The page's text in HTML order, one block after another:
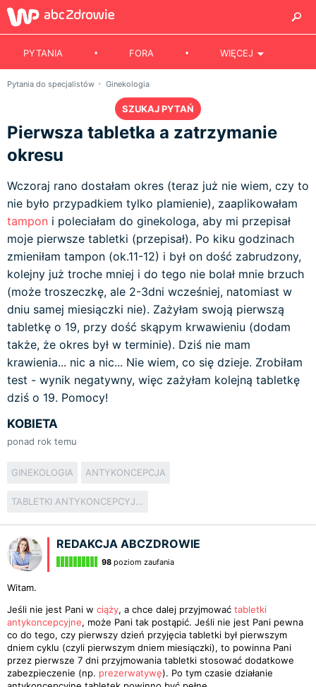
PYTANIA FORA WIĘCEJ
Pytania do specjalistów Ginekologia
SZUKAJ PYTAŃ
Pierwsza tabletka a zatrzymanie
okresu
Wczoraj rano dostałam okres (teraz już nie wiem, czy to
nie było przypadkiem tylko plamienie), zaaplikowałam
tampon i poleciałam do ginekologa, aby mi przepisał
moje pierwsze tabletki (przepisał). Po kiku godzinach
zmieniłam tampon (ok.11-12) i był on dość zabrudzony,
kolejny już troche mniej i do tego nie bolał mnie brzuch
(może troszeczkę, ale 2-3dni wcześniej, natomiast w
dniu samej miesiączki nie). Zażyłam swoją pierwszą
tabletkę o 19, przy dość skąpym krwawieniu (dodam
także, że okres był w terminie). Dziś nie mam
krawienia... nic a nic... Nie wiem, co się dzieje. Zrobiłam
test - wynik negatywny, więc zażyłam kolejną tabletkę
dziś o 19. Pomocy!
KOBIETA
ponad rok temu
GINEKOLOGIA ANTYKONCEPCJA
TABLETKI ANTYKONCEPCYJNE
REDAKCJA ABCZDROWIE
98 poziom zaufania
Witam.
Jeśli nie jest Pani w ciąży, a chce dalej przyjmować tabletki
antykoncepcyjne, może Pani tak postąpić. Jeśli nie jest Pani pewna
co do tego, czy pierwszy dzień przyjęcia tabletki był pierwszym
dniem cyklu (czyli pierwszym dniem miesiączki), to powinna Pani
przez pierwsze 7 dni przyjmowania tabletki stosować dodatkowe
zabezpieczenie (np. prezerwatywę). Po tym czasie działanie